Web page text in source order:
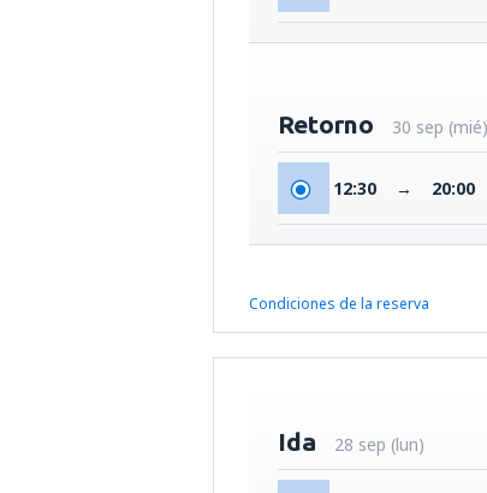
Retorno 30 sep (mié)
12:30 → 20:00
Condiciones de la reserva
Ida 28 sep (lun)